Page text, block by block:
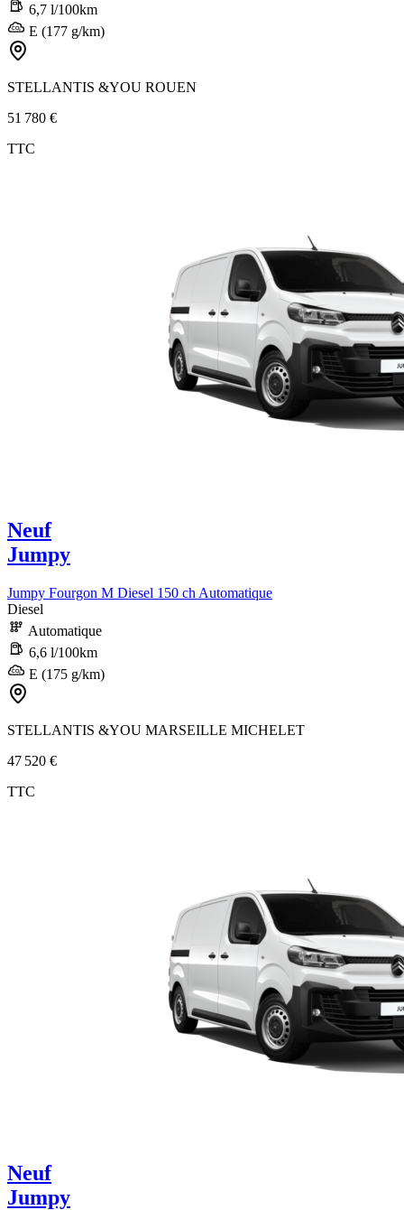
6,7 l/100km
E (177 g/km)
STELLANTIS &YOU ROUEN
51 780 €
TTC
Neuf
Jumpy
Jumpy Fourgon M Diesel 150 ch Automatique
Diesel
Automatique
6,6 l/100km
E (175 g/km)
STELLANTIS &YOU MARSEILLE MICHELET
47 520 €
TTC
Neuf
Jumpy